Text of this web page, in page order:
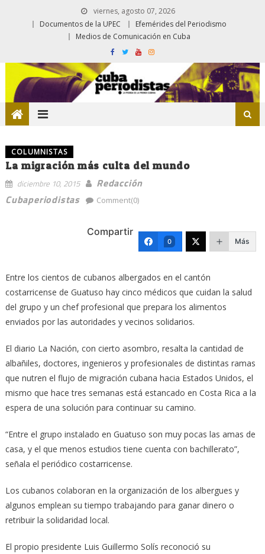
viernes, agosto 07, 2026
Documentos de la UPEC
Efemérides del Periodismo
Medios de Comunicación en Cuba
COLUMNISTAS
La migración más culta del mundo
diciembre 10, 2015
Redacción
Cubaperiodistas
Comment(0)
Compartir
0 Más
Entre los cientos de cubanos albergados en el cantón
costarricense de Guatuso hay cinco médicos que cuidan la salud
del grupo y un chef profesional que prepara los alimentos
enviados por las autoridades y vecinos solidarios.
El diario La Nación, con cierto asombro, resalta la cantidad de
albañiles, doctores, ingenieros y profesionales de distintas ramas
que nutren el flujo de migración cubana hacia Estados Unidos, el
mismo que hace tres semanas está estancado en Costa Rica a la
espera de una solución para continuar su camino.
“Entre el grupo instalado en Guatuso son muy pocas las amas de
casa, y el que menos estudios tiene cuenta con bachillerato”,
señala el periódico costarricense.
Los cubanos colaboran en la organización de los albergues y
algunos emplean su tiempo trabajando para ganar dinero o
retribuir la solidaridad local.
El propio presidente Luis Guillermo Solís reconoció su